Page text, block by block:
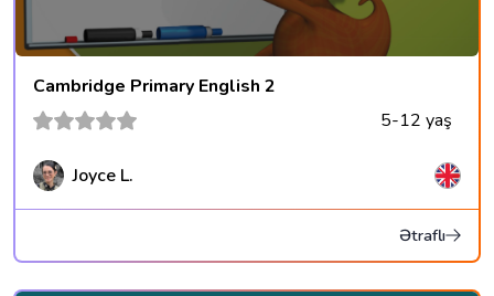
Cambridge Primary English 2
5-12 yaş
Joyce L.
Ətraflı